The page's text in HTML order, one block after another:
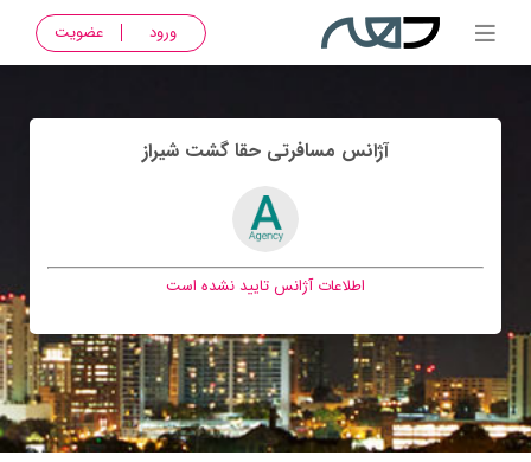
ورود عضویت
آژانس مسافرتی حقا گشت شيراز
اطلاعات آژانس تایید نشده است